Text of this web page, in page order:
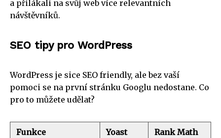
a přilákali na svůj web více relevantních
návštěvníků.
SEO tipy pro WordPress
WordPress je sice SEO friendly, ale bez vaší
pomoci se na první stránku Googlu nedostane. Co
pro to můžete udělat?
Funkce
Yoast
Rank Math